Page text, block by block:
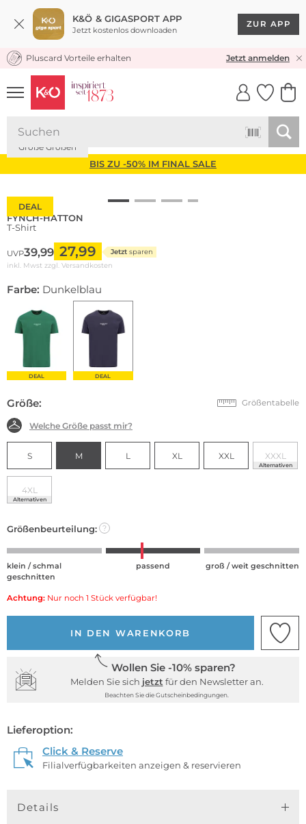
K&Ö & GIGASPORT APP
Jetzt kostenlos downloaden
ZUR APP
KOSTENLOSER VERSAND* & RÜCKVERSAND
Pluscard Vorteile erhalten Jetzt anmelden
UNSERE APP
CLICK &
BIS ZU -50% IM FINAL SALE
DEAL
Große Größen
FYNCH-HATTON
T-Shirt
UVP39,99 27,99 Jetzt sparen
inkl. Mwst zzgl. Versandkosten
Farbe: Dunkelblau
DEAL DEAL
Größe: Größentabelle
Welche Größe passt mir?
S M L XL XXL XXXL
Alternativen
4XL
Alternativen
Größenbeurteilung: ?
klein / schmal
geschnitten
passend groß / weit geschnitten
Achtung: Nur noch 1 Stück verfügbar!
IN DEN WARENKORB
Wollen Sie -10% sparen?
Melden Sie sich jetzt für den Newsletter an.
Beachten Sie die Gutscheinbedingungen.
Lieferoption:
Click & Reserve
Filialverfügbarkeiten anzeigen & reservieren
Details